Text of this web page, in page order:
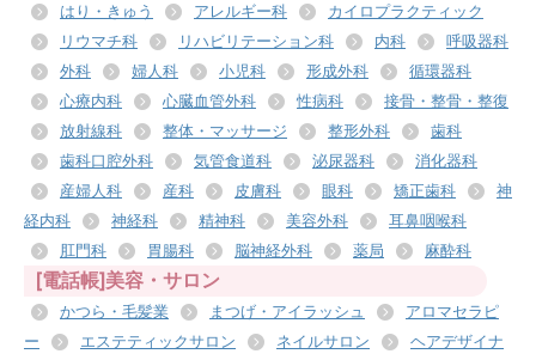
はり・きゅう アレルギー科
カイロプラクティック
リウマチ科
リハビリテーション科 内科
呼吸器科
外科
婦人科 小児科 形成外科
循環器科
心療内科
心臓血管外科 性病科
接骨・整骨・整復
放射線科
整体・マッサージ 整形外科
歯科
歯科口腔外科
気管食道科 泌尿器科
消化器科
産婦人科
産科 皮膚科 眼科 矯正歯科
神
経内科
神経科 精神科 美容外科
耳鼻咽喉科
肛門科
胃腸科 脳神経外科 薬局 麻酔科
[電話帳]美容・サロン
かつら・毛髪業 まつげ・アイラッシュ
アロマセラピ
ー
エステティックサロン ネイルサロン
ヘアデザイナ